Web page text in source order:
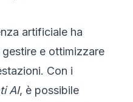
artificiale ha
e ottimizzare
Con i
AI, è possibile